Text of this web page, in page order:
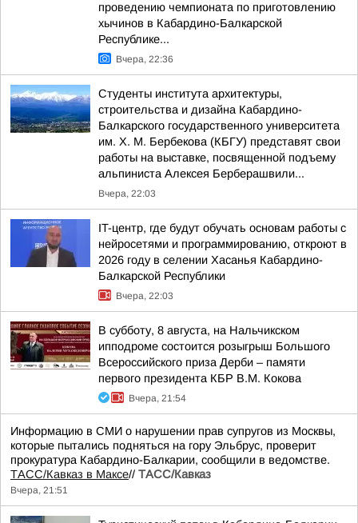
проведению чемпионата по приготовлению
хычинов в Кабардино-Балкарской
Республике...
Вчера, 22:36
Студенты института архитектуры,
строительства и дизайна Кабардино-
Балкарского государственного университета
им. Х. М. Бербекова (КБГУ) представят свои
работы на выставке, посвященной подъему
альпиниста Алексея Берберашвили...
Вчера, 22:03
IT-центр, где будут обучать основам работы с
нейросетями и программированию, откроют в
2026 году в селении Хасанья Кабардино-
Балкарской Республики
Вчера, 22:03
В субботу, 8 августа, на Нальчикском
ипподроме состоится розыгрыш Большого
Всероссийского приза Дерби – памяти
первого президента КБР В.М. Кокова
Вчера, 21:54
Информацию в СМИ о нарушении прав супругов из Москвы,
которые пытались подняться на гору Эльбрус, проверит
прокуратура Кабардино-Балкарии, сообщили в ведомстве.
ТАСС/Кавказ в Максе// ТАСС/Кавказ
Вчера, 21:51